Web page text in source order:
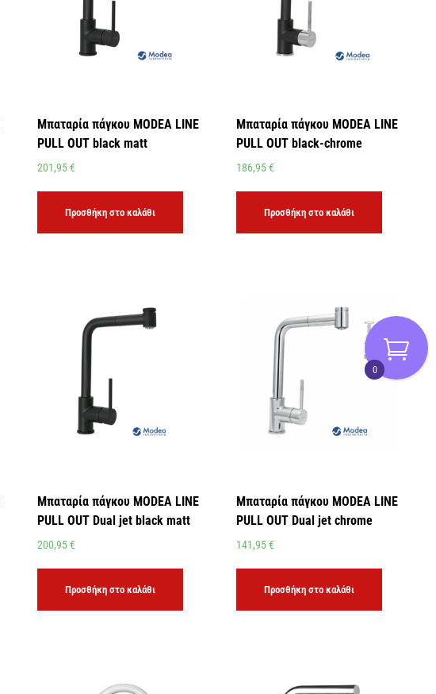
Μπαταρία πάγκου MODEA LINE
PULL OUT black matt
201,95€
Προσθήκη στο καλάθι
Μπαταρία πάγκου MODEA LINE
PULL OUT black-chrome
186,95€
Προσθήκη στο καλάθι
Μπαταρία πάγκου MODEA LINE
PULL OUT Dual jet black matt
200,95€
Προσθήκη στο καλάθι
Μπαταρία πάγκου MODEA LINE
PULL OUT Dual jet chrome
141,95€
Προσθήκη στο καλάθι
0